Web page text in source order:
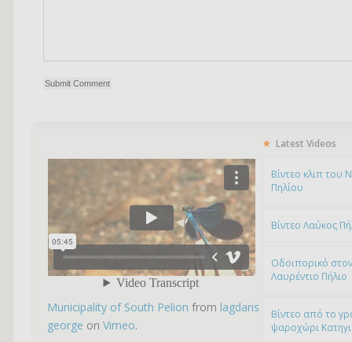
Municipality of South Pelion from lagdaris
george on Vimeo.
Latest Videos
Bίντεο κλιπ του
Πηλίου
Βίντεο Λαύκος
Οδοιπορικό
Λαυρέντιο Πήλιο
Βίντεο από το
ψαροχώρι